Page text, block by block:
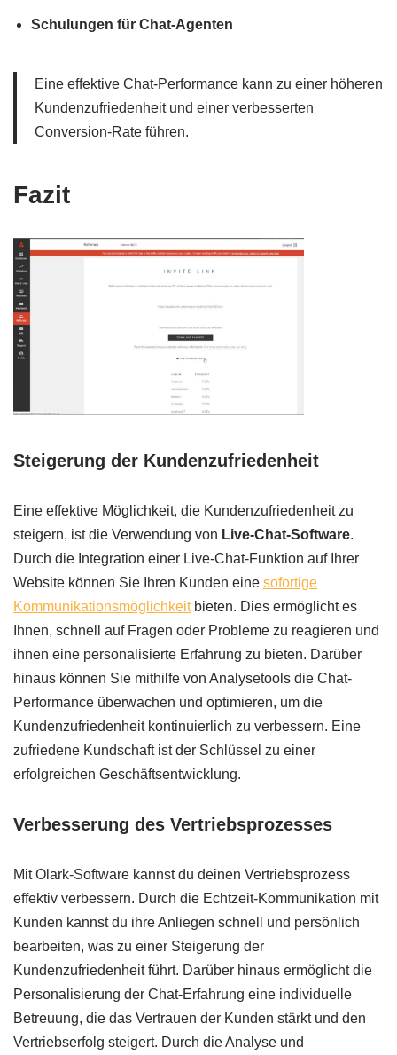
Schulungen für Chat-Agenten
Eine effektive Chat-Performance kann zu einer höheren
Kundenzufriedenheit und einer verbesserten
Conversion-Rate führen.
Fazit
Steigerung der Kundenzufriedenheit
Eine effektive Möglichkeit, die Kundenzufriedenheit zu
steigern, ist die Verwendung von Live-Chat-Software.
Durch die Integration einer Live-Chat-Funktion auf Ihrer
Website können Sie Ihren Kunden eine sofortige
Kommunikationsmöglichkeitbieten. Dies ermöglicht es
Ihnen, schnell auf Fragen oder Probleme zu reagieren und
ihnen eine personalisierte Erfahrung zu bieten. Darüber
hinaus können Sie mithilfe von Analysetools die Chat-
Performance überwachen und optimieren, um die
Kundenzufriedenheit kontinuierlich zu verbessern. Eine
zufriedene Kundschaft ist der Schlüssel zu einer
erfolgreichen Geschäftsentwicklung.
Verbesserung des Vertriebsprozesses
Mit Olark-Software kannst du deinen Vertriebsprozess
effektiv verbessern. Durch die Echtzeit-Kommunikation mit
Kunden kannst du ihre Anliegen schnell und persönlich
bearbeiten, was zu einer Steigerung der
Kundenzufriedenheit führt. Darüber hinaus ermöglicht die
Personalisierung der Chat-Erfahrung eine individuelle
Betreuung, die das Vertrauen der Kunden stärkt und den
Vertriebserfolg steigert. Durch die Analyse und